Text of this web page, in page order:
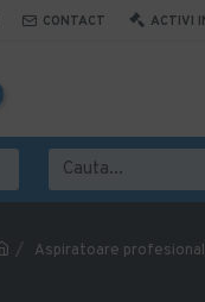
CONTACT ACTIVI
Aspiratoare